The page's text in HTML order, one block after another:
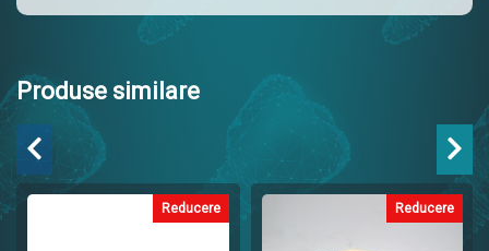
Produse similare
Reducere Reducere